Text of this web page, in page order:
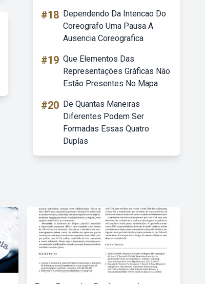
#18 Dependendo Da Intencao Do
Coreografo Uma Pausa A
Ausencia Coreografica
#19 Que Elementos Das
Representações Gráficas Não
Estão Presentes No Mapa
#20 De Quantas Maneiras
Diferentes Podem Ser
Formadas Essas Quatro
Duplas